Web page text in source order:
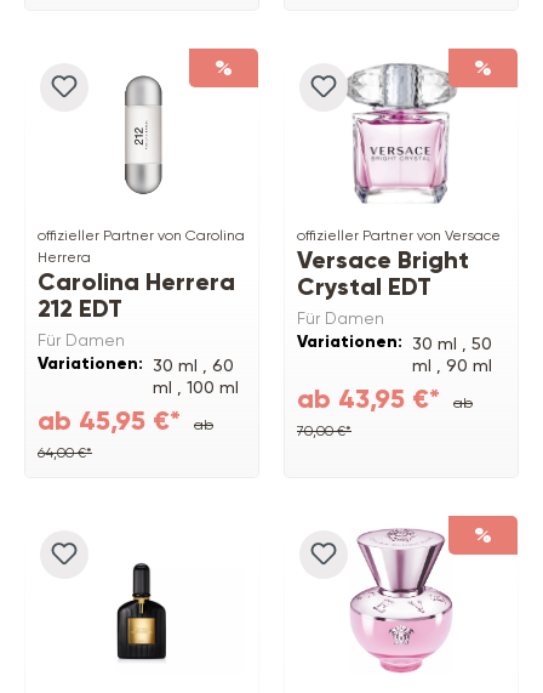
%
offizieller Partner von Carolina
Herrera
Carolina Herrera
212 EDT
Für Damen
Variationen: 30 ml , 60
ml , 100 ml
ab 45,95 €*
ab
64,00 €*
%
offizieller Partner von Versace
Versace Bright
Crystal EDT
Für Damen
Variationen: 30 ml , 50
ml , 90 ml
ab 43,95 €*
ab
70,00 €*
%